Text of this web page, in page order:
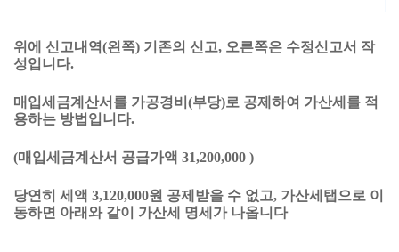
위에 신고내역(왼쪽) 기존의 신고, 오른쪽은 수정신고서 작
성입니다.
매입세금계산서를 가공경비(부당)로 공제하여 가산세를 적
용하는 방법입니다.
(매입세금계산서 공급가액 31,200,000 )
당연히 세액 3,120,000원 공제받을 수 없고, 가산세탭으로 이
동하면 아래와 같이 가산세 명세가 나옵니다